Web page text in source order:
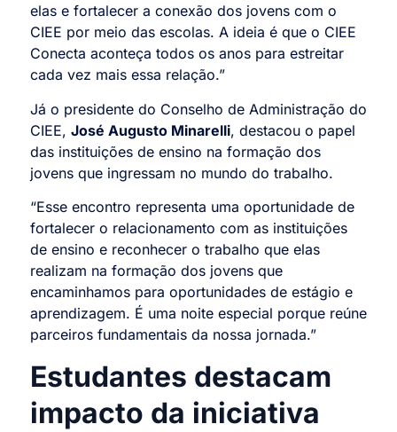
elas e fortalecer a conexão dos jovens com o
CIEE por meio das escolas. A ideia é que o CIEE
Conecta aconteça todos os anos para estreitar
cada vez mais essa relação.”
Já o presidente do Conselho de Administração do
CIEE, José Augusto Minarelli, destacou o papel
das instituições de ensino na formação dos
jovens que ingressam no mundo do trabalho.
“Esse encontro representa uma oportunidade de
fortalecer o relacionamento com as instituições
de ensino e reconhecer o trabalho que elas
realizam na formação dos jovens que
encaminhamos para oportunidades de estágio e
aprendizagem. É uma noite especial porque reúne
parceiros fundamentais da nossa jornada.”
Estudantes destacam
impacto da iniciativa